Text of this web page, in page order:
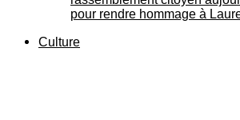
pour rendre hommage à
Culture